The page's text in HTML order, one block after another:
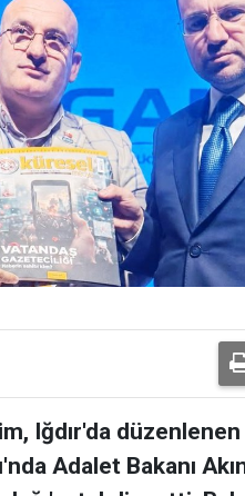
Iğdır'da
Adalet Bakanı